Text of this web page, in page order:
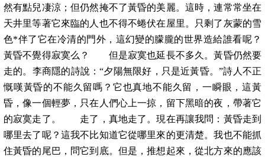
然有點兒凄涼；但仍然掩不了黃昏的美麗。這時，連常常坐在
天井里等著它來臨的人也不得不蜷伏在屋里。只剩了灰蒙的雪
色*伴了它在冷清的門外，這幻變的朦朧的世界造給誰看呢？
黃昏不覺得寂寞么？ 但是寂寞也延長不多久。黃昏仍然要
走的。李商隱的詩說：“夕陽無限好，只是近黃昏。”詩人不正
慨嘆黃昏的不能久留嗎？它也真地不能久留，一瞬眼，這黃
昏，像一個輕夢，只在人們心上一掠，留下黑暗的夜，帶著它
的寂寞走了。 走了，真地走了。現在再讓我問：黃昏走到
哪里去了呢？這我不比知道它從哪里來的更清楚。我也不能抓
住黃昏的尾巴，問它到底。但是，推想起來，從北方來的應該